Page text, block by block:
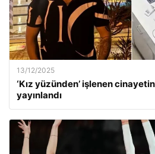
13/12/2025
‘Kız yüzünden’ işlenen
yayınlandı